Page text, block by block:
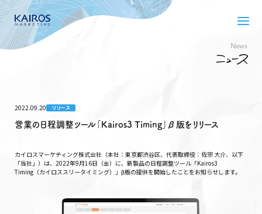
News
2022.09.20 リリース
営業の日程調整ツール「Kairos3 Timing」β版をリリース
カイロスマーケティング株式会社（本社：東京都渋谷区、代表取締役：佐宗 大介、以下
「当社」）は、2022年9月16日（金）に、新製品の日程調整ツール「Kairos3
Timing（カイロススリータイミング）」β版の提供を開始したことをお知らせします。